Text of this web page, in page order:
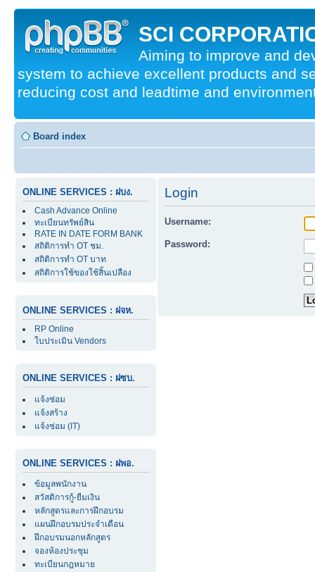
SCI
Aiming to improve and
system to achieve excellent products and
reducing cost and leadtime and
Board index
ONLINE SERVICES : ฝบง.
Cash Advance Online
ทะเบียนทรัพย์สิน
RATE IN DATE FORM BANK
สถิติการทำ OT ชม.
สถิติการทำ OT บาท
สถิติการใช้ของใช้สิ้นเปลือง
ONLINE SERVICES : ฝจห.
RP Online
ใบประเมิน Vendors
ONLINE SERVICES : ฝซบ.
แจ้งซ่อม
แจ้งสร้าง
แจ้งซ่อม (IT)
ONLINE SERVICES : ฝพอ.
ข้อมูลพนักงาน
สวัสดิการกู้-ยืมเงิน
หลักสูตรและการฝึกอบรม
แผนฝึกอบรมประจำเดือน
ฝึกอบรมนอกหลักสูตร
จองห้องประชุม
ทะเบียนกฎหมาย
Login
Username:
Password: